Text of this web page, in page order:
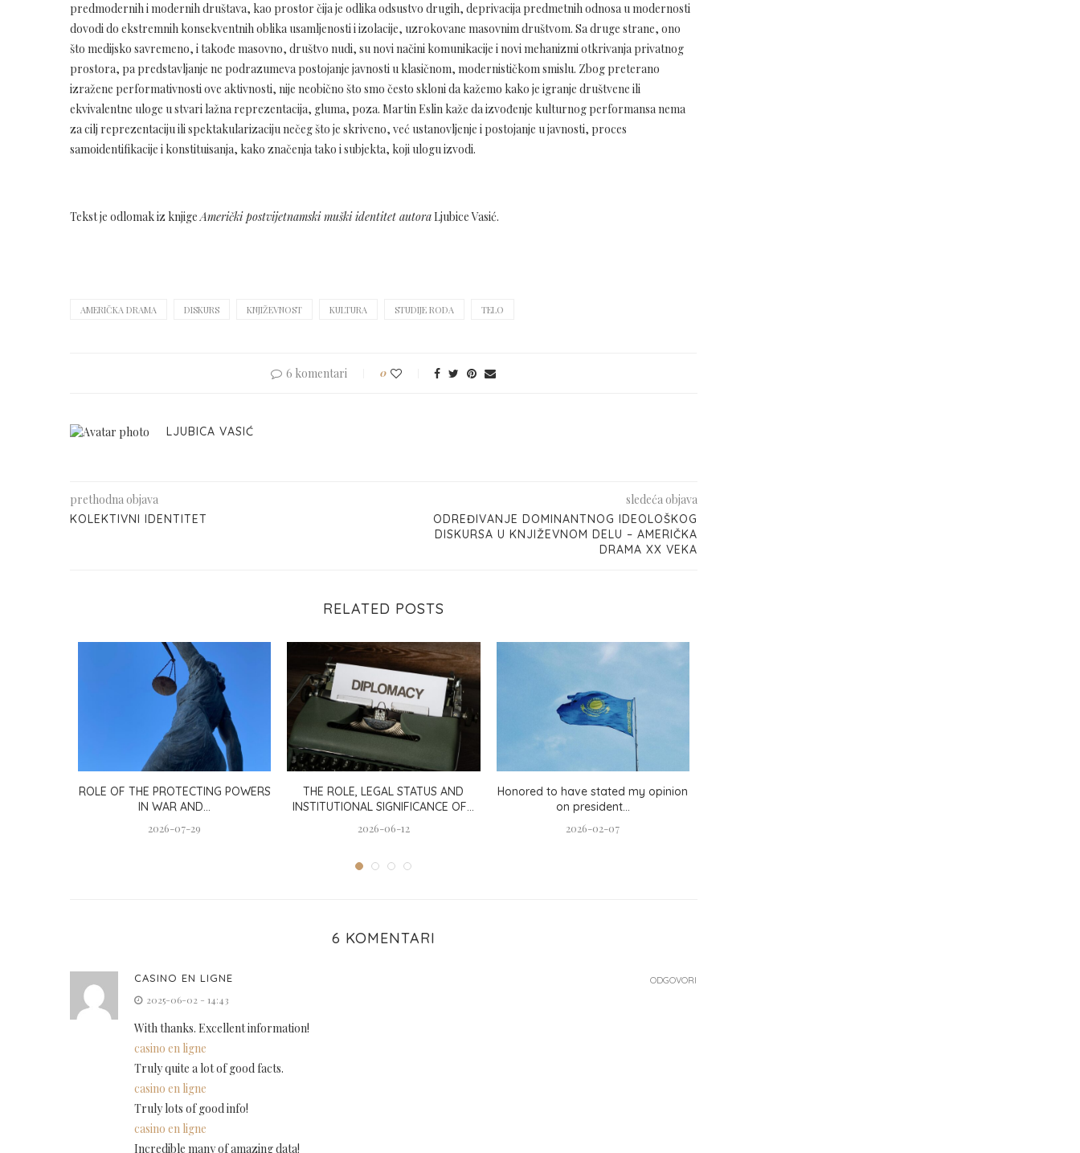
predmodernih i modernih društava, kao prostor čija je odlika odsustvo drugih, deprivacija predmetnih odnosa u modernosti
dovodi do ekstremnih konsekventnih oblika usamljenosti i izolacije, uzrokovane masovnim društvom. Sa druge strane, ono
što medijsko savremeno, i takođe masovno, društvo nudi, su novi načini komunikacije i novi mehanizmi otkrivanja privatnog
prostora, pa predstavljanje ne podrazumeva postojanje javnosti u klasičnom, modernističkom smislu. Zbog preterano
izražene performativnosti ove aktivnosti, nije neobično što smo često skloni da kažemo kako je igranje društvene ili
ekvivalentne uloge u stvari lažna reprezentacija, gluma, poza. Martin Eslin kaže da izvođenje kulturnog performansa nema
za cilj reprezentaciju ili spektakularizaciju nečeg što je skriveno, već ustanovljenje i postojanje u javnosti, proces
samoidentifikacije i konstituisanja, kako značenja tako i subjekta, koji ulogu izvodi.
Tekst je odlomak iz knjigeAmerički postvijetnamski muški identitet autoraLjubice Vasić.
AMERIČKA DRAMA DISKURS KNJIŽEVNOST KULTURA STUDIJE RODA TELO
6 komentari 0
LJUBICA VASIĆ
prethodna objava
KOLEKTIVNI IDENTITET
sledeća objava
ODREĐIVANJE DOMINANTNOG IDEOLOŠKOG
DISKURSA U KNJIŽEVNOM DELU – AMERIČKA
DRAMA XX VEKA
RELATED POSTS
ROLE OF THE PROTECTING POWERS
IN WAR AND...
2026-07-29
THE ROLE, LEGAL STATUS AND
INSTITUTIONAL SIGNIFICANCE OF...
2026-06-12
Honored to have stated my opinion
on president...
2026-02-07
6 KOMENTARI
CASINO EN LIGNE
2025-06-02 - 14:43
With thanks. Excellent information!
casino en ligne
Truly quite a lot of good facts.
casino en ligne
Truly lots of good info!
casino en ligne
Incredible many of amazing data!
ODGOVORI